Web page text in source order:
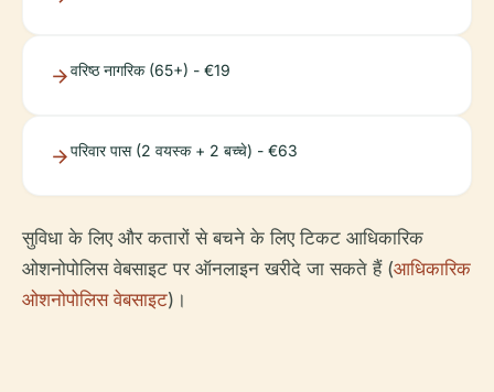
वरिष्ठ नागरिक (65+) - €19
परिवार पास (2 वयस्क + 2 बच्चे) - €63
सुविधा के लिए और कतारों से बचने के लिए टिकट आधिकारिक
ओशनोपोलिस वेबसाइट पर ऑनलाइन खरीदे जा सकते हैं (आधिकारिक
ओशनोपोलिस वेबसाइट)।